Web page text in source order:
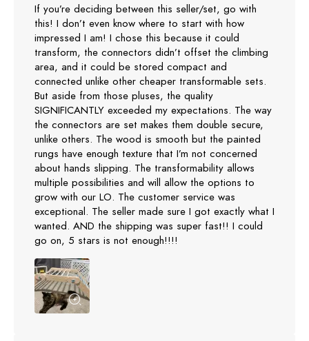
If you’re deciding between this seller/set, go with
this! I don’t even know where to start with how
impressed I am! I chose this because it could
transform, the connectors didn’t offset the climbing
area, and it could be stored compact and
connected unlike other cheaper transformable sets.
But aside from those pluses, the quality
SIGNIFICANTLY exceeded my expectations. The way
the connectors are set makes them double secure,
unlike others. The wood is smooth but the painted
rungs have enough texture that I’m not concerned
about hands slipping. The transformability allows
multiple possibilities and will allow the options to
grow with our LO. The customer service was
exceptional. The seller made sure I got exactly what I
wanted. AND the shipping was super fast!! I could
go on, 5 stars is not enough!!!!